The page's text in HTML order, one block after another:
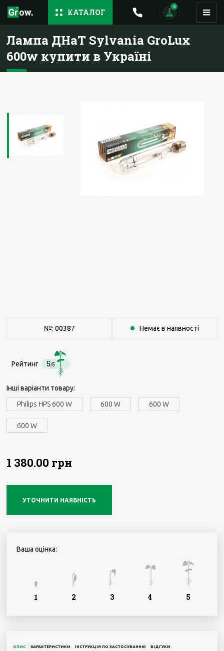
КАТАЛОГ
0
Лампа ДНаТ Sylvania GroLux
600w купити в Україні
№: 00387 Немає в наявності
Рейтинг 5/5
Інші варіанти товару:
Philips HPS 600 W
600 W 600 W
600 W
1 380.00 грн
УТОЧНИТИ НАЯВНІСТЬ
Ваша оцінка:
5
4
3
2
1
ОПИС ХАРАКТЕРИСТИКИ ІНСТРУКЦІЯ ПО ЗАСТОСУВАННЮ ВІДГУКИ